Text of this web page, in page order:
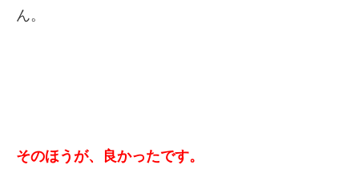
ん。
そのほうが、良かったです。